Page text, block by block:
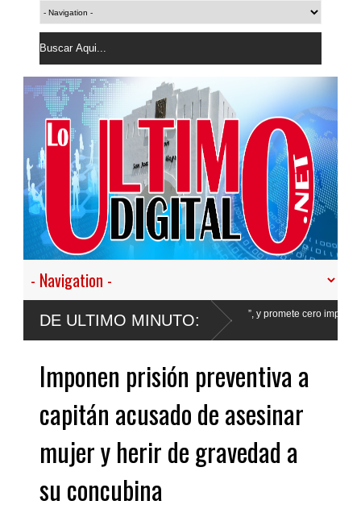
DE ULTIMO MINUTO:
nuestro empeño de transformar la Policía”, y promete cero impunidad ante
Imponen prisión preventiva a
capitán acusado de asesinar
mujer y herir de gravedad a
su concubina